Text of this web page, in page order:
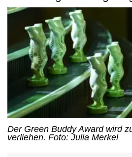
Der Green Buddy Award wird
verliehen. Foto: Julia Merkel